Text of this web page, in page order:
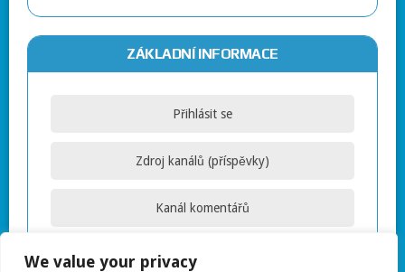
We value your privacy
ZÁKLADNÍ INFORMACE
Přihlásit se
Zdroj kanálů (příspěvky)
Kanál komentářů
Česká lokalizace